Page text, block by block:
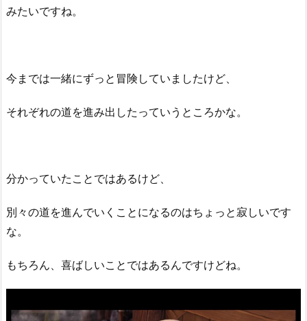
みたいですね。
今までは一緒にずっと冒険していましたけど、
それぞれの道を進み出したっていうところかな。
分かっていたことではあるけど、
別々の道を進んでいくことになるのはちょっと寂しいです
な。
もちろん、喜ばしいことではあるんですけどね。